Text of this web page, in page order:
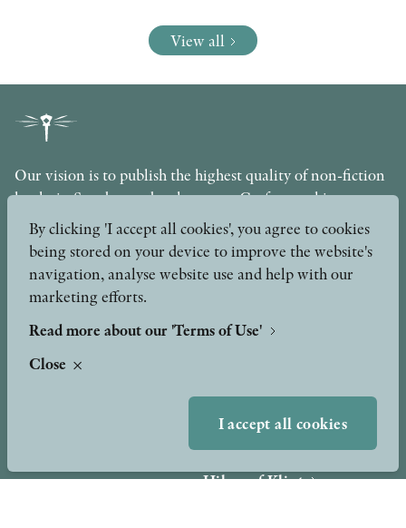
View all
Our vision is to publish the highest quality of non-fiction
books in Sweden under the motto Craftsmanship,
Scholarship and Quality. The publishing company is part
of the Axel and Margaret Ax:son Johnson Foundation for
Public Benefit.
info@stolpepublishing.se
Other formats
Hilma af Klint
By clicking 'I accept all cookies', you agree to cookies
being stored on your device to improve the website's
navigation, analyse website use and help with our
marketing efforts.
Read more about our 'Terms of Use'
Close
I accept all cookies